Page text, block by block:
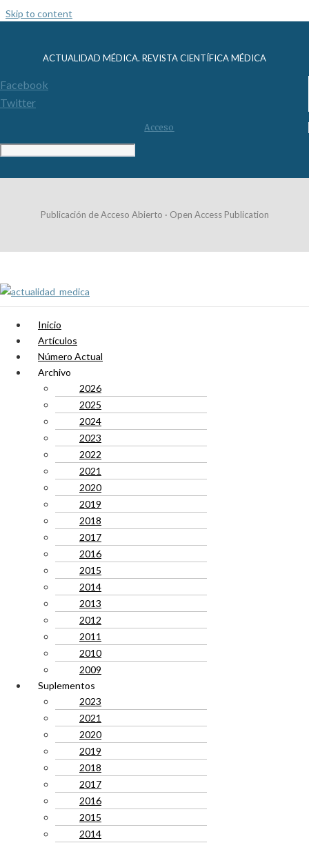
Skip to content
ACTUALIDAD MÉDICA. REVISTA CIENTÍFICA MÉDICA
Facebook
Twitter
Acceso
Publicación de Acceso Abierto · Open Access Publication
Inicio
Artículos
Número Actual
Archivo
2026
2025
2024
2023
2022
2021
2020
2019
2018
2017
2016
2015
2014
2013
2012
2011
2010
2009
Suplementos
2023
2021
2020
2019
2018
2017
2016
2015
2014